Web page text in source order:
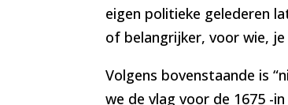
eigen politieke gelederen
of belangrijker, voor wie,
Volgens bovenstaande is
we de vlag voor de 1675 -